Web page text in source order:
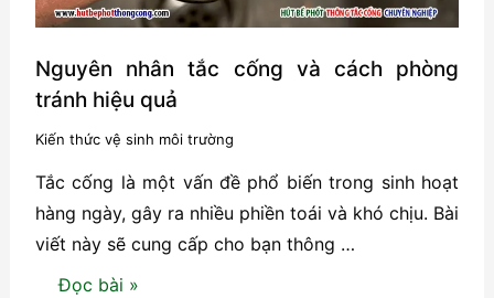
nước
Nguyên nhân tắc cống và cách phòng
tránh hiệu quả
Kiến thức vệ sinh môi trường
Tắc cống là một vấn đề phổ biến trong sinh hoạt
hàng ngày, gây ra nhiều phiền toái và khó chịu. Bài
viết này sẽ cung cấp cho bạn thông …
Nguyên
Đọc bài »